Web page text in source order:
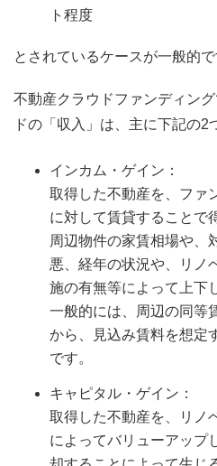
ト程度
とされているケースが一般的で
不動産クラウドファンディン
ドの「収入」は、主に下記の2
インカム・ゲイン：
取得した不動産を、ファ
に対して賃貸することで
周辺物件の家賃相場や、
悪、経年の状況や、リノ
施の有無等によって上下
一般的には、周辺の同等
から、見込み賃料を想定
です。
キャピタル・ゲイン：
取得した不動産を、リノ
によってバリューアップ